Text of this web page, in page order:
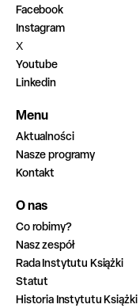
Facebook
Instagram
X
Youtube
Linkedin
Menu
Aktualności
Nasze programy
Kontakt
O nas
Co robimy?
Nasz zespół
Rada Instytutu Książki
Statut
Historia Instytutu Książki